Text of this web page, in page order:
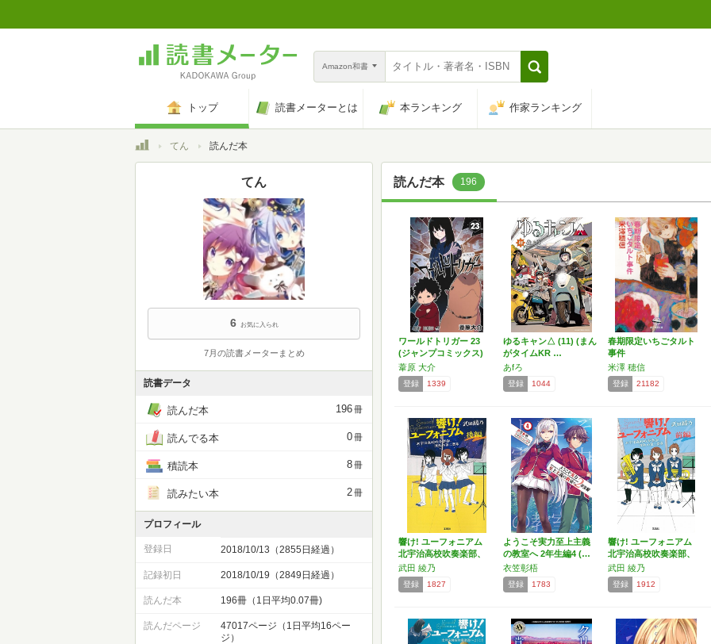
Amazon和書
トップ 読書メーターとは 本ランキング 作家ランキング
トップてん 読んだ本
読んだ本 196
ワールドトリガー 23
(ジャンプコミックス)
葦原 大介
登録 1339
ゆるキャン△ (11) (まん
がタイムKR …
あfろ
登録 1044
春期限定いちごタルト
事件
米澤 穂信
登録 21182
響け! ユーフォニアム
北宇治高校吹奏楽部、
…
武田 綾乃
登録 1827
ようこそ実力至上主義
の教室へ 2年生編4 (…
衣笠彰梧
登録 1783
響け! ユーフォニアム
北宇治高校吹奏楽部、
…
武田 綾乃
登録 1912
てん
6 お気に入られ
7月の読書メーターまとめ
読書データ
読んだ本 196冊
読んでる本 0冊
積読本 8冊
読みたい本 2冊
プロフィール
登録日 2018/10/13（2855日経過）
記録初日 2018/10/19（2849日経過）
読んだ本 196冊（1日平均0.07冊)
読んだページ
47017ページ（1日平均16ペー
ジ）